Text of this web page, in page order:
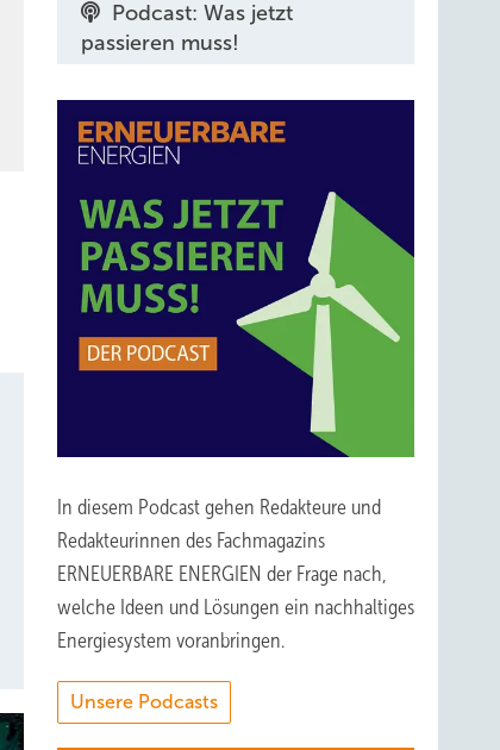
Podcast: Was jetzt
passieren muss!
In diesem Podcast gehen Redakteure und
Redakteurinnen des Fachmagazins
ERNEUERBARE ENERGIEN der Frage nach,
welche Ideen und Lösungen ein nachhaltiges
Energiesystem voranbringen.
Unsere Podcasts